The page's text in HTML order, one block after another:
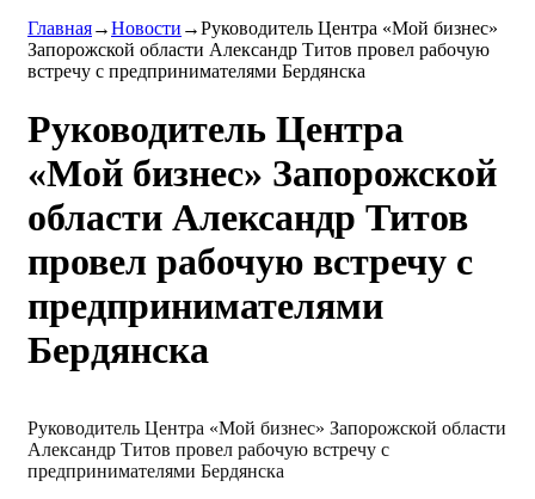
Главная→Новости →Руководитель Центра «Мой бизнес»
Запорожской области Александр Титов провел рабочую
встречу с предпринимателями Бердянска
Руководитель Центра
«Мой бизнес» Запорожской
области Александр Титов
провел рабочую встречу с
предпринимателями
Бердянска
Руководитель Центра «Мой бизнес» Запорожской области
Александр Титов провел рабочую встречу с
предпринимателями Бердянска